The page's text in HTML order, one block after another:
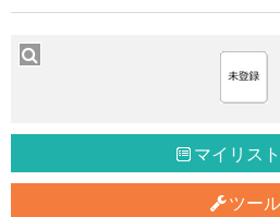
マイリス
ツール